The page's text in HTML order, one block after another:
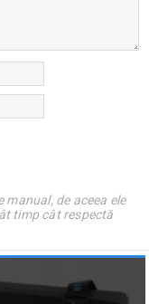
de aceea ele
timp cât respectă